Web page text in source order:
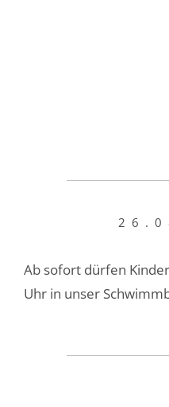
Ab sofort dürfen
Uhr in unser